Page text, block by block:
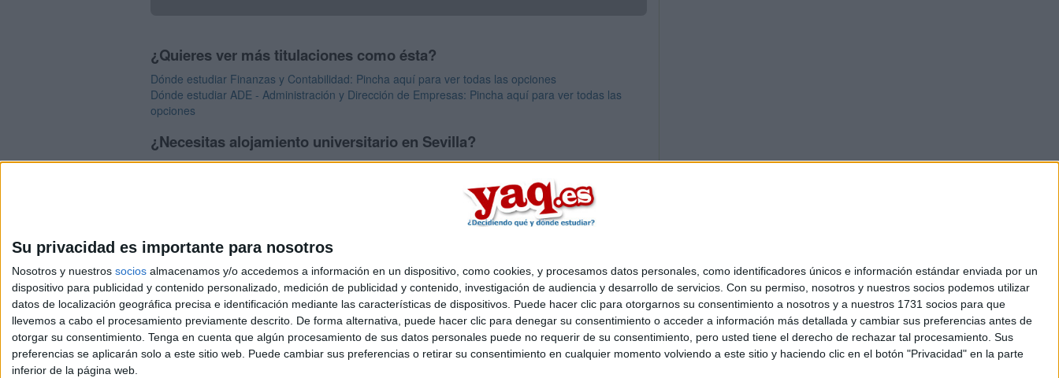
Su privacidad es importante para nosotros
Nosotros y nuestros socios almacenamos y/o accedemos a información en un dispositivo, como cookies, y procesamos datos personales, como identificadores únicos e información estándar enviada por un
dispositivo para publicidad y contenido personalizado, medición de publicidad y contenido, investigación de audiencia y desarrollo de servicios. Con su permiso, nosotros y nuestros socios podemos utilizar
datos de localización geográfica precisa e identificación mediante las características de dispositivos. Puede hacer clic para otorgarnos su consentimiento a nosotros y a nuestros 1731 socios para que
llevemos a cabo el procesamiento previamente descrito. De forma alternativa, puede hacer clic para denegar su consentimiento o acceder a información más detallada y cambiar sus preferencias antes de
otorgar su consentimiento. Tenga en cuenta que algún procesamiento de sus datos personales puede no requerir de su consentimiento, pero usted tiene el derecho de rechazar tal procesamiento. Sus
preferencias se aplicarán solo a este sitio web. Puede cambiar sus preferencias o retirar su consentimiento en cualquier momento volviendo a este sitio y haciendo clic en el botón "Privacidad" en la parte
inferior de la página web.
¿Quieres ver más titulaciones como ésta?
Dónde estudiar Finanzas y Contabilidad: Pincha aquí para ver todas las opciones
Dónde estudiar ADE - Administración y Dirección de Empresas: Pincha aquí para ver todas las
opciones
¿Necesitas alojamiento universitario en Sevilla?
>> Residencias de estudiantes y colegios mayores en Sevilla
Quiénes somos|Contactar|Anúnciate
Aviso legal|Politica de privacidad|Condiciones generales|Política de cookies
© 2003-2026Compás Mediterráneo S.L.- Diego de León 47 - 28006 Madrid [ESPAÑA] - Tel. +34 91 593 2767